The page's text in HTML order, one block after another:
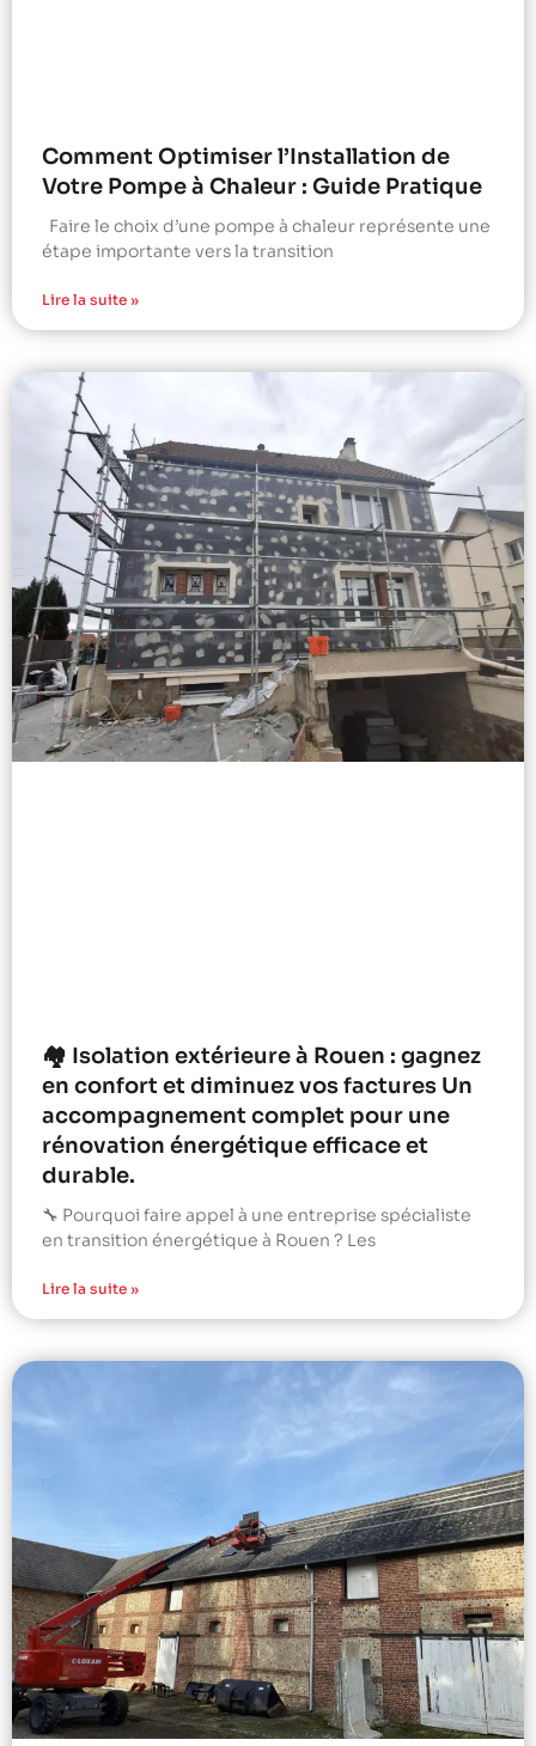
Comment Optimiser l’Installation de
Votre Pompe à Chaleur : Guide Pratique
Faire le choix d’une pompe à chaleur représente une
étape importante vers la transition
Lire la suite »
🏘️ Isolation extérieure à Rouen : gagnez
en confort et diminuez vos factures Un
accompagnement complet pour une
rénovation énergétique efficace et
durable.
🔧 Pourquoi faire appel à une entreprise spécialiste
en transition énergétique à Rouen ? Les
Lire la suite »